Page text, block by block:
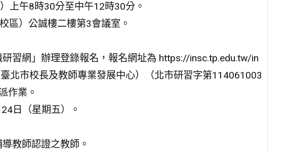
上午8時30分至中午12時30分。
區）公誠樓二樓第3會議室。
習網」辦理登錄報名，報名網址為 https://insc.tp.edu.tw/in
北市校長及教師專業發展中心）（北市研習字第114061003
作業。
日（星期五）。
教師認證之教師。